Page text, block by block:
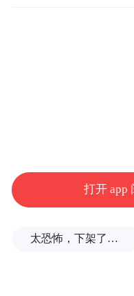
交流团中方代表于
合国教科文组织
演了合唱、独唱
打开 app
太恐怖，下架了，家长又玻璃心了？